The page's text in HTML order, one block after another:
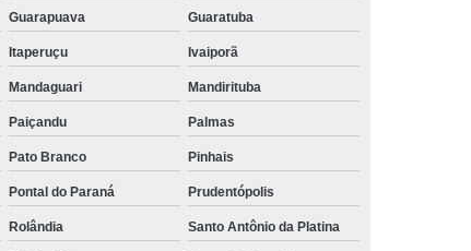
Guarapuava Guaratuba
Itaperuçu Ivaiporã
Mandaguari Mandirituba
Paiçandu Palmas
Pato Branco Pinhais
Pontal do Paraná Prudentópolis
Rolândia Santo Antônio da Platina